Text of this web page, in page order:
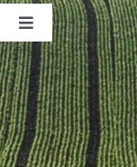
Saltar
contenido
Toggle
Navigation
Nosotros
Publicaciones
Sala de Prensa
Eventos